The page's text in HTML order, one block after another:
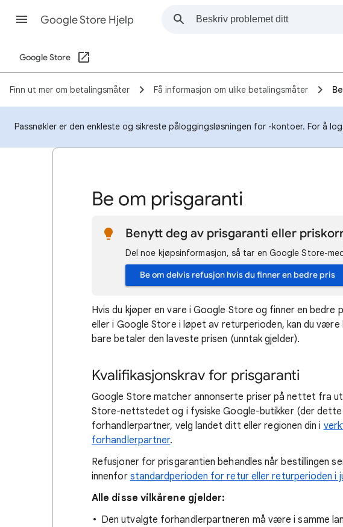
Google Store Hjelp
Google Store
Finn ut mer om betalingsmåter Få informasjon om ulike betalingsmåter
Passnøkler er den enkleste og sikreste påloggingsløsningen for -kontoer. For å
Be om prisgaranti
Benytt deg av prisgaranti eller
Del noe kjøpsinformasjon, så tar en Google Store-
Be om delvis refusjon hvis du finner en bedre pris
Hvis du kjøper en vare i Google Store og finner en
eller i Google Store i løpet av returperioden, kan du
bare betaler den laveste prisen (unntak gjelder).
Kvalifikasjonskrav for prisgaranti
Google Store matcher annonserte priser på nettet fra
Store-nettstedet og i fysiske Google-butikker (der dette
forhandlerpartner, velg landet ditt eller regionen din i
forhandlerpartner.
Refusjoner for prisgarantien behandles når bestillingen
innenfor standardperioden for retur eller returperioden i
Alle disse vilkårene gjelder:
Den utvalgte forhandlerpartneren må være i samme